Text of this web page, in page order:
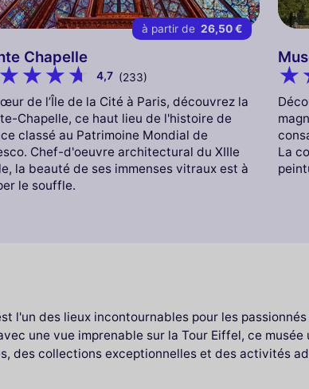
à partir de 26,50 €
Chapelle
4,7 (233)
de l’Île de la Cité à Paris, découvrez la
Chapelle, ce haut lieu de l'histoire de
classé au Patrimoine Mondial de
Chef-d'oeuvre architectural du XIIIe
la beauté de ses immenses vitraux est à
le souffle.
La
l'un des lieux incontournables pour les
une vue imprenable sur la Tour Eiffel, ce
des collections exceptionnelles et des activités